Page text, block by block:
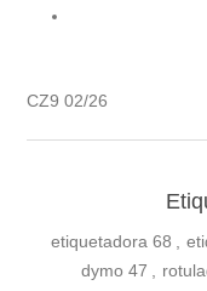
CZ9 02/26
etiquetadora 68 ,
dymo 47 ,